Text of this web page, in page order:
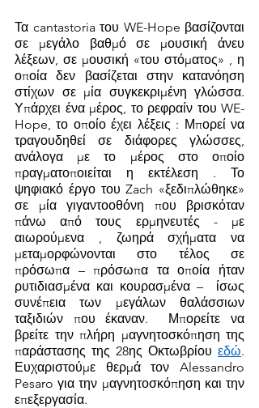
Τα cantastoria του WE-Hope βασίζονται
σε μεγάλο βαθμό σε μουσική άνευ
λέξεων, σε μουσική «του στόματος» , η
οποία δεν βασίζεται στην κατανόηση
στίχων σε μία συγκεκριμένη γλώσσα.
Υπάρχει ένα μέρος, το ρεφραίν του WE-
Hope, το οποίο έχει λέξεις : Μπορεί να
τραγουδηθεί σε διάφορες γλώσσες,
ανάλογα με το μέρος στο οποίο
πραγματοποιείται η εκτέλεση . Το
ψηφιακό έργο του Zach «ξεδιπλώθηκε»
σε μία γιγαντοοθόνη που βρισκόταν
πάνω από τους ερμηνευτές - με
αιωρούμενα , ζωηρά σχήματα να
μεταμορφώνονται στο τέλος σε
πρόσωπα – πρόσωπα τα οποία ήταν
ρυτιδιασμένα και κουρασμένα –  ίσως
συνέπεια των μεγάλων θαλάσσιων
ταξιδιών που έκαναν.  Μπορείτε να
βρείτε την πλήρη μαγνητοσκόπηση της
παράστασης της 28ης Οκτωβρίου εδώ.
Ευχαριστούμε θερμά τον Alessandro
Pesaro για την μαγνητοσκόπηση και την
επεξεργασία.